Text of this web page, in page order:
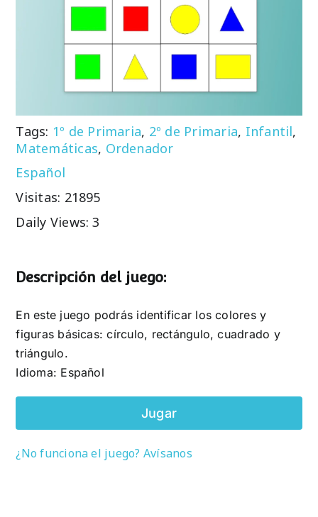
Tags: 1º de Primaria, 2º de Primaria, Infantil,
Matemáticas, Ordenador
Español
Visitas: 21895
Daily Views: 3
Descripción del juego:
En este juego podrás identificar los colores y
figuras básicas: círculo, rectángulo, cuadrado y
triángulo.
Idioma: Español
Jugar
¿No funciona el juego? Avísanos